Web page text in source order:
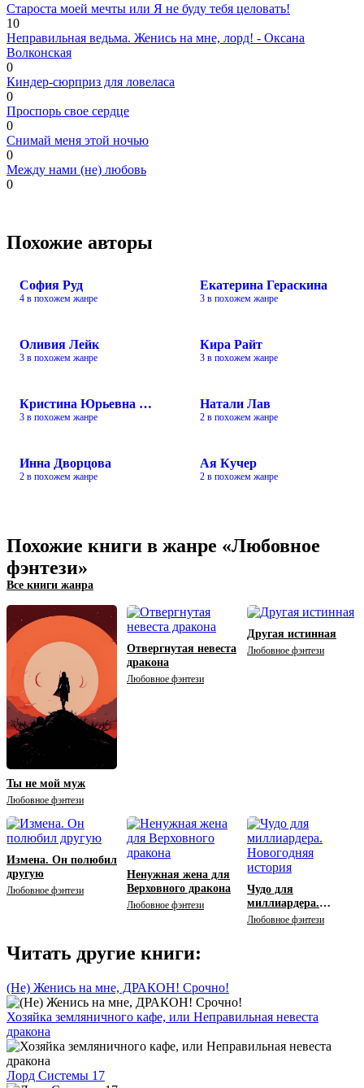
Староста моей мечты или Я не буду тебя целовать!
10
Неправильная ведьма. Женись на мне, лорд! - Оксана
Волконская
0
Киндер-сюрприз для ловеласа
0
Проспорь свое сердце
0
Снимай меня этой ночью
0
Между нами (не) любовь
0
Похожие авторы
София Руд
4 в похожем жанре
Екатерина Гераскина
3 в похожем жанре
Оливия Лейк
3 в похожем жанре
Кира Райт
3 в похожем жанре
Кристина Юрьевна Юраш
3 в похожем жанре
Натали Лав
2 в похожем жанре
Инна Дворцова
2 в похожем жанре
Ая Кучер
2 в похожем жанре
Похожие книги в жанре «Любовное
фэнтези»
Все книги жанра
Ты не мой муж
Любовное фэнтези
Отвергнутая невеста
дракона
Любовное фэнтези
Другая истинная
Любовное фэнтези
Измена. Он полюбил
другую
Любовное фэнтези
Ненужная жена для
Верховного дракона
Любовное фэнтези
Чудо для
миллиардера.
Новогодняя история
Любовное фэнтези
Читать другие книги:
(Не) Женись на мне, ДРАКОН! Срочно!
Хозяйка земляничного кафе, или Неправильная невеста
дракона
Лорд Системы 17